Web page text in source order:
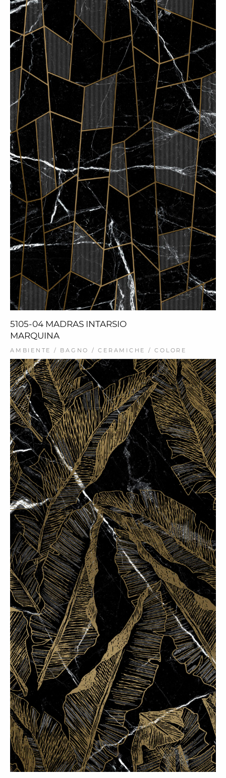
5105-04 MADRAS INTARSIO
MARQUINA
AMBIENTE / BAGNO / CERAMICHE / COLORE